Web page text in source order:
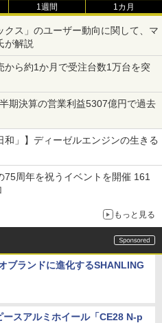
1週間 1カ月
クス」のユーザー動向に関して、マ
が解説
から約1か月で受注台数1万台を突
期決算の営業利益5307億円で過去
和」】ディーゼルエンジンの生きる
75周年を祝うイベントを開催 161
もっと見る
ブランドに進化するSHANLING
ースアルミホイール「CE28 N-p